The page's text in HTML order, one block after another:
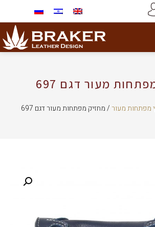
מעור דגם 697
מפתחות מעור/ מחזיק מפתחות מעור דגם 697